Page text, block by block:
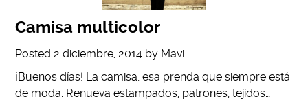
Camisa multicolor
Posted2 diciembre, 2014 by Mavi
¡Buenos días! La camisa, esa prenda que siempre está
de moda. Renueva estampados, patrones, tejidos…